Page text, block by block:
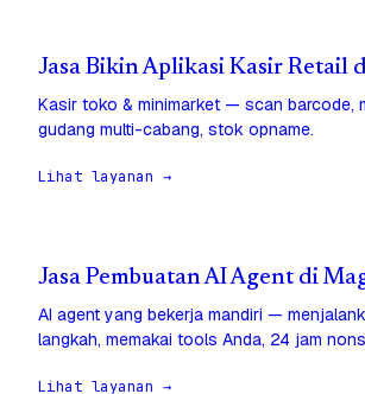
Jasa Bikin Aplikasi Kasir Retail
Kasir toko & minimarket — scan barcode,
gudang multi-cabang, stok opname.
Lihat layanan →
Jasa Pembuatan AI Agent di
AI agent yang bekerja mandiri —
langkah, memakai tools Anda, 24 jam
Lihat layanan →